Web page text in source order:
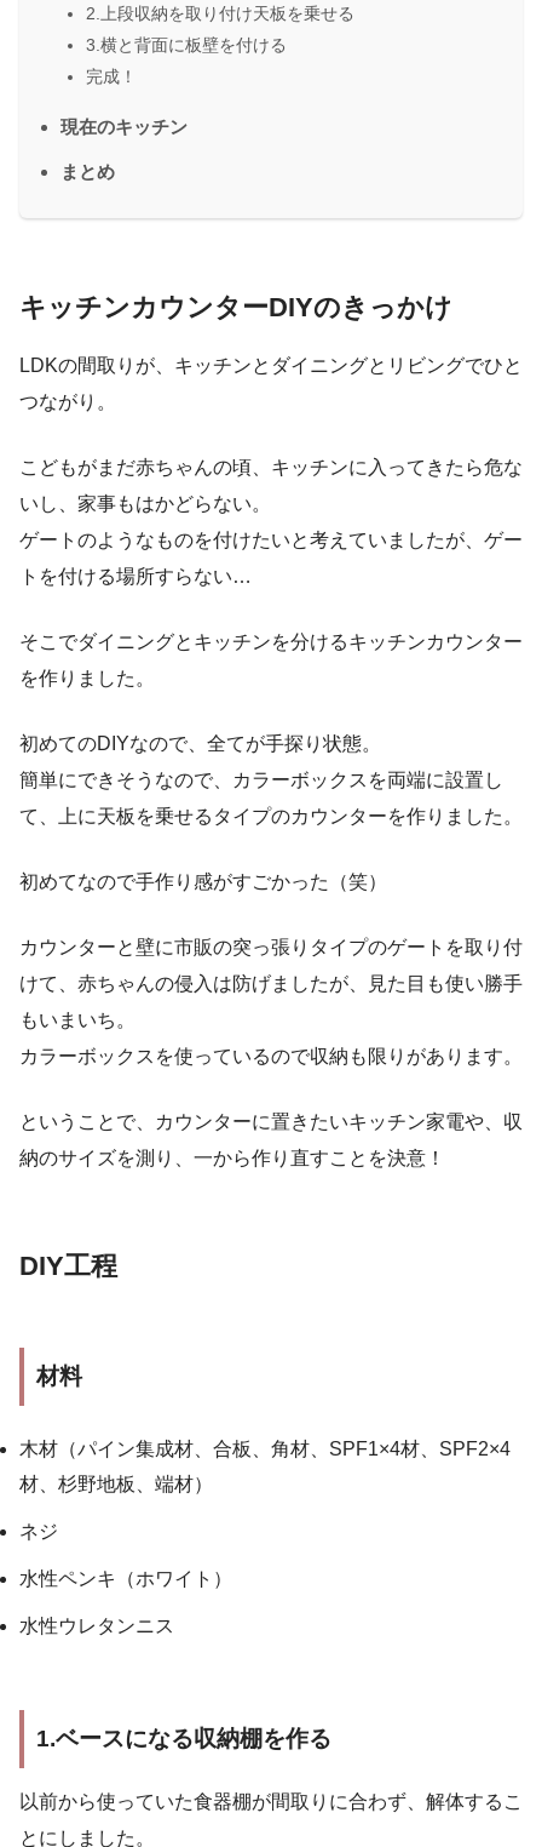
2.上段収納を取り付け天板を乗せる
3.横と背面に板壁を付ける
完成！
現在のキッチン
まとめ
キッチンカウンターDIYのきっかけ
LDKの間取りが、キッチンとダイニングとリビングでひと
つながり。
こどもがまだ赤ちゃんの頃、キッチンに入ってきたら危な
いし、家事もはかどらない。
ゲートのようなものを付けたいと考えていましたが、ゲー
トを付ける場所すらない…
そこでダイニングとキッチンを分けるキッチンカウンター
を作りました。
初めてのDIYなので、全てが手探り状態。
簡単にできそうなので、カラーボックスを両端に設置し
て、上に天板を乗せるタイプのカウンターを作りました。
初めてなので手作り感がすごかった（笑）
カウンターと壁に市販の突っ張りタイプのゲートを取り付
けて、赤ちゃんの侵入は防げましたが、見た目も使い勝手
もいまいち。
カラーボックスを使っているので収納も限りがあります。
ということで、カウンターに置きたいキッチン家電や、収
納のサイズを測り、一から作り直すことを決意！
DIY工程
材料
木材（パイン集成材、合板、角材、SPF1×4材、SPF2×4
材、杉野地板、端材）
ネジ
水性ペンキ（ホワイト）
水性ウレタンニス
1.ベースになる収納棚を作る
以前から使っていた食器棚が間取りに合わず、解体するこ
とにしました。